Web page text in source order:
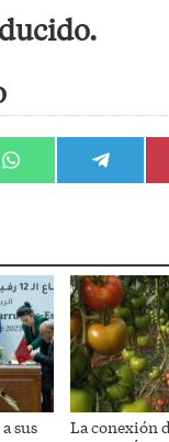
Compartir
en
Compartir
en
sus
La conexión